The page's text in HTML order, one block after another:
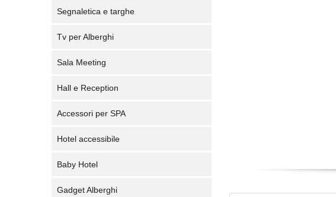
Segnaletica e targhe
Tv per Alberghi
Sala Meeting
Hall e Reception
Accessori per SPA
Hotel accessibile
Baby Hotel
Gadget Alberghi